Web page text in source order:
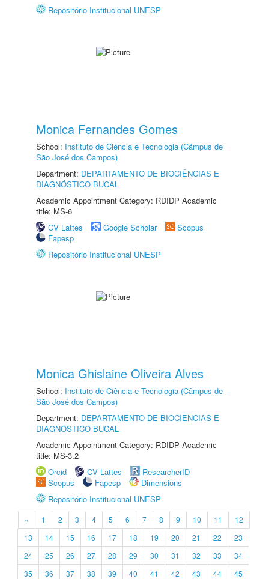
Repositório Institucional UNESP
Monica Fernandes Gomes
School: Instituto de Ciência e Tecnologia (Câmpus de
São José dos Campos)
Department: DEPARTAMENTO DE BIOCIÊNCIAS E
DIAGNÓSTICO BUCAL
Academic Appointment Category: RDIDP Academic
title: MS-6
CV Lattes
Google Scholar
Scopus
Fapesp
Repositório Institucional UNESP
Monica Ghislaine Oliveira Alves
School: Instituto de Ciência e Tecnologia (Câmpus de
São José dos Campos)
Department: DEPARTAMENTO DE BIOCIÊNCIAS E
DIAGNÓSTICO BUCAL
Academic Appointment Category: RDIDP Academic
title: MS-3.2
Orcid
CV Lattes
ResearcherID
Scopus
Fapesp
Dimensions
Repositório Institucional UNESP
« 1 2 3 4 5 6 7 8 9 10 11
12
13
14 15 16 17 18 19 20 21 22
23
24
25 26 27 28 29 30 31 32 33
34
35
36 37 38 39 40 41 42 43 44
45